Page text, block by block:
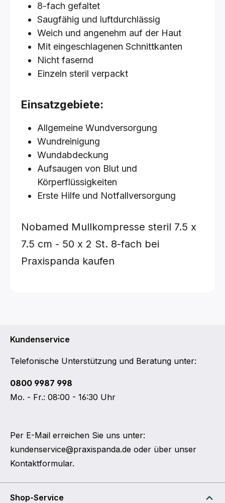
8-fach gefaltet
Saugfähig und luftdurchlässig
Weich und angenehm auf der Haut
Mit eingeschlagenen Schnittkanten
Nicht fasernd
Einzeln steril verpackt
Einsatzgebiete:
Allgemeine Wundversorgung
Wundreinigung
Wundabdeckung
Aufsaugen von Blut und
Körperflüssigkeiten
Erste Hilfe und Notfallversorgung
Nobamed Mullkompresse steril 7.5 x
7.5 cm - 50 x 2 St. 8-fach bei
Praxispanda kaufen
Kundenservice
Telefonische Unterstützung und Beratung unter:
0800 9987 998
Mo. - Fr.: 08:00 - 16:30 Uhr
Per E-Mail erreichen Sie uns unter:
kundenservice@praxispanda.de oder über unser
Kontaktformular.
Shop-Service